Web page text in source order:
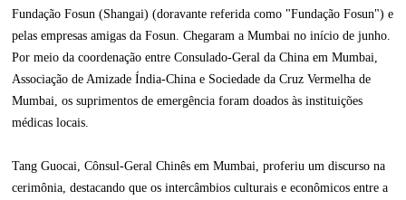
Fundação Fosun (Shangai) (doravante referida como "Fundação Fosun") e
pelas empresas amigas da Fosun. Chegaram a Mumbai no início de junho.
Por meio da coordenação entre Consulado-Geral da China em Mumbai,
Associação de Amizade Índia-China e Sociedade da Cruz Vermelha de
Mumbai, os suprimentos de emergência foram doados às instituições
médicas locais.
Tang Guocai, Cônsul-Geral Chinês em Mumbai, proferiu um discurso na
cerimônia, destacando que os intercâmbios culturais e econômicos entre a